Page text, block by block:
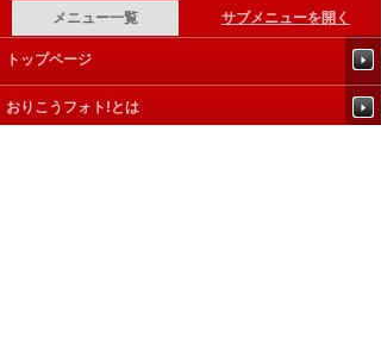
メニュー一覧 サブメニューを開く
ト​ッ​プ​ペ​ー​ジ​
お​り​こ​う​フ​ォ​ト​!​と​は​